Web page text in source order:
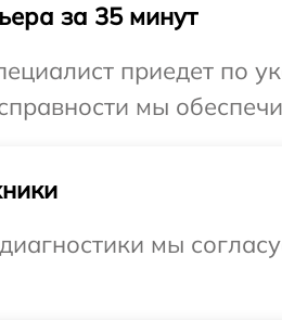
за 35 минут
приедет по
мы
мы